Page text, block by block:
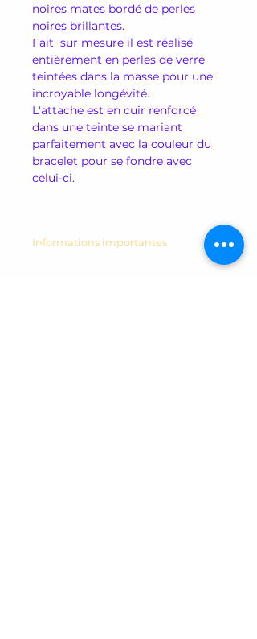
noires mates bordé de perles
noires brillantes.
Fait sur mesure il est réalisé
entièrement en perles de verre
teintées dans la masse pour une
incroyable longévité.
L'attache est en cuir renforcé
dans une teinte se mariant
parfaitement avec la couleur du
bracelet pour se fondre avec
celui-ci.
Informations importantes